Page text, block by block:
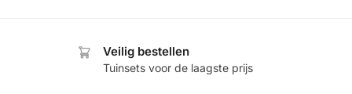
Veilig bestellen
Tuinsets voor de laagste prijs